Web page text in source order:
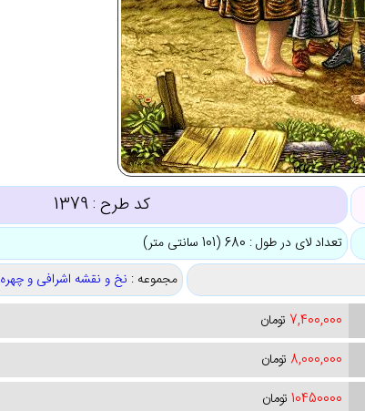
کد طرح :1379
تعداد لای در طول : 680 (101 سانتی متر)
مجموعه : نخ و نقشه اشرافی و چهره
7,400,000 تومان
8,000,000 تومان
10450000 تومان